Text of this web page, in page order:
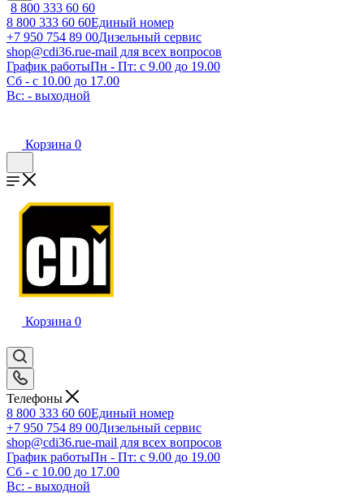
8 800 333 60 60
8 800 333 60 60Единый номер
+7 950 754 89 00Дизельный сервис
shop@cdi36.rue-mail для всех вопросов
График работыПн - Пт: с 9.00 до 19.00
Сб - с 10.00 до 17.00
Вс: - выходной
Корзина 0
Корзина 0
Телефоны
8 800 333 60 60Единый номер
+7 950 754 89 00Дизельный сервис
shop@cdi36.rue-mail для всех вопросов
График работыПн - Пт: с 9.00 до 19.00
Сб - с 10.00 до 17.00
Вс: - выходной